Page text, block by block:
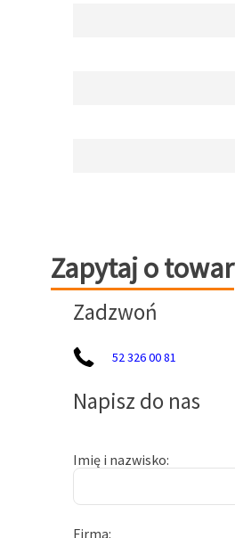
Zapytaj o towar
Zapytaj o towar
Zadzwoń
52 326 00 81
Napisz do nas
Imię i nazwisko
Firma